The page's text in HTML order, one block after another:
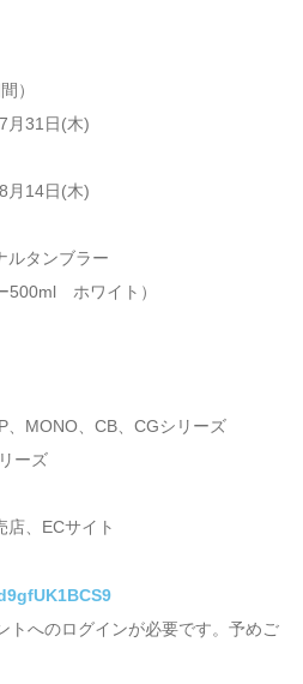
）
月31日(木)
月14日(木)
ルタンブラー
500ml ホワイト）
、MONO、CB、CGシリーズ
ーズ
店、ECサイト
へのログインが必要です。予めご